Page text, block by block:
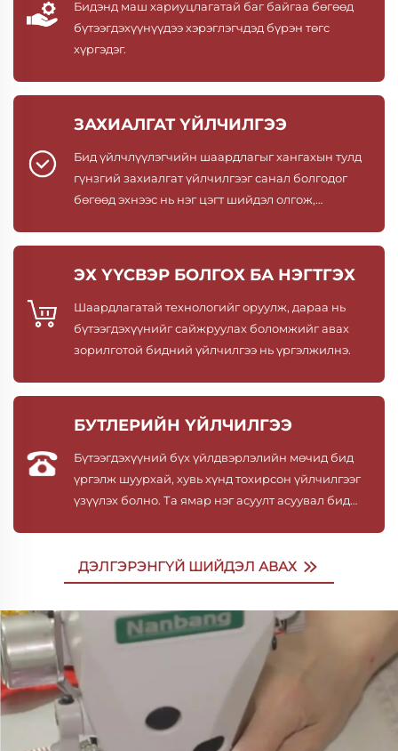
Бидэнд маш хариуцлагатай баг байгаа бөгөөд
бүтээгдэхүүнүүдээ хэрэглэгчдэд бүрэн төгс
хүргэдэг.
ЗАХИАЛГАТ ҮЙЛЧИЛГЭЭ
Бид үйлчлүүлэгчийн шаардлагыг хангахын тулд
гүнзгий захиалгат үйлчилгээг санал болгодог
бөгөөд эхнээс нь нэг цэгт шийдэл олгож,
ЭХ ҮҮСВЭР БОЛГОХ БА НЭГТГЭХ
Шаардлагатай технологийг оруулж, дараа нь
бүтээгдэхүүнийг сайжруулах боломжийг авах
зорилготой бидний үйлчилгээ нь үргэлжилнэ.
БУТЛЕРИЙН ҮЙЛЧИЛГЭЭ
Бүтээгдэхүүний бүх үйлдвэрлэлийн мөчид бид
үргэлж шуурхай, хувь хүнд тохирсон үйлчилгээг
үзүүлэх болно. Та ямар нэг асуулт асуувал бид
ДЭЛГЭРЭНГҮЙ ШИЙДЭЛ АВАХ